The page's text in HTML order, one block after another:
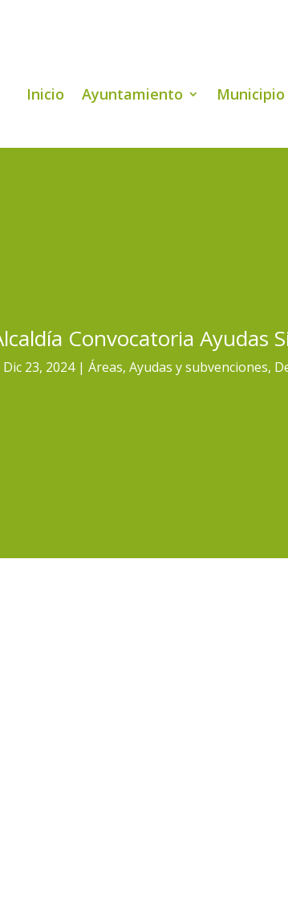
Inicio Ayuntamiento Municipio
Convocatoria Ayudas
Dic 23, 2024 Áreas, Ayudas y subvenciones,